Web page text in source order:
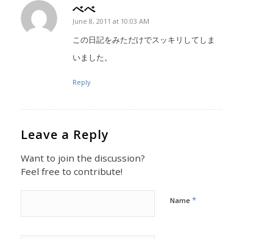
べべ
says:
June 8, 2011 at 10:03 AM
この日記をみただけでスッキリしてしま
いました。
Reply
Leave a Reply
Want to join the discussion?
Feel free to contribute!
Name *